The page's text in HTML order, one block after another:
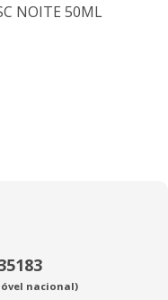
NOITE 50ML
nacional)